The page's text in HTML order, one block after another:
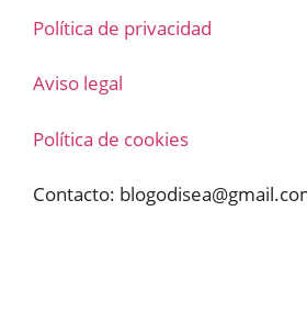
Política de privacidad
Aviso legal
Política de cookies
Contacto: